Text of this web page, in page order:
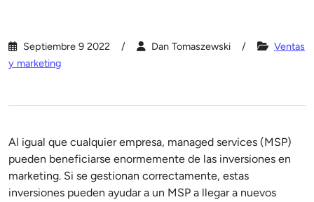
Septiembre 9 2022 Dan Tomaszewski
Ventas
y marketing
Al igual que cualquier empresa, managed services (MSP)
pueden beneficiarse enormemente de las inversiones en
marketing. Si se gestionan correctamente, estas
inversiones pueden ayudar a un MSP a llegar a nuevos